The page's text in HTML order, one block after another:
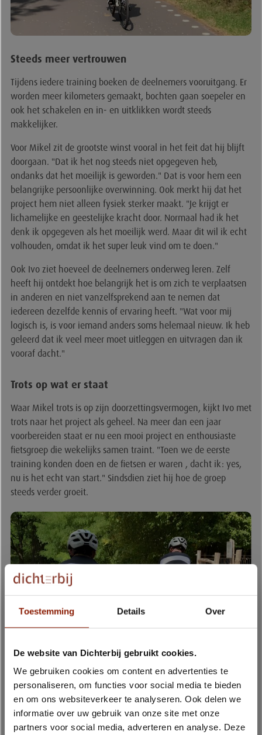
Toestemming Details Over
De website van Dichterbij gebruikt cookies.
We gebruiken cookies om content en advertenties te
personaliseren, om functies voor social media te bieden
en om ons websiteverkeer te analyseren. Ook delen we
informatie over uw gebruik van onze site met onze
partners voor social media, adverteren en analyse. Deze
Steeds meer vertrouwen
Tijdens iedere training boeken de deelnemers vooruitgang. Er
worden meer kilometers gemaakt, bochten gaan soepeler en
ook het schakelen en in- en uitklikken wordt steeds
makkelijker.
Voor Mikel zit de grootste winst vooral in het feit dat hij blijft
doorgaan. "Dat ik het nog steeds niet opgegeven heb,
ondanks dat het moeilijk is geworden." Dat is voor hem een
belangrijke persoonlijke overwinning. Ook merkt hij dat het
project hem niet alleen fysiek sterker maakt. "Je krijgt er
lichamelijke en geestelijke kracht door. Normaal had ik het
denk ik opgegeven als het moeilijk werd. Maar dit wil ik echt
volhouden, omdat ik het super leuk vind om te doen."
Ook Ivo ziet hoeveel de deelnemers onderweg leren. Zelf
heeft hij ontdekt hoe belangrijk het is om zich te verplaatsen
in anderen en niet vanzelfsprekend aan te nemen dat
iedereen dezelfde kennis of ervaring heeft. "Wat voor mij
logisch is, is voor iemand anders soms helemaal nieuw. Ik heb
geleerd dat ik veel meer moet uitleggen en uitvragen dan ik
vooraf dacht."
Trots op wat er staat
Waar Mikel trots is op zijn doorzettingsvermogen, kijkt Ivo met
trots naar het project als geheel. Na meer dan een jaar
voorbereiden staat er nu een mooi project en enthousiaste
fietsgroep die wekelijks samen traint. "Toen we de eerste
training konden doen en de fietsen er waren , dacht ik: yes,
nu is het echt van start." Sindsdien ziet hij hoe de groep
steeds verder groeit.
Op weg naar de Mont Ventoux
Eerst wacht de Lus 1 van de Amstel Gold Race. Een mooie
uitdaging van ruim 80 kilometer waar de groep hard voor